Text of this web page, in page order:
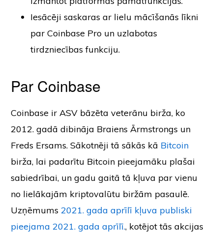
Iesācēji saskaras ar lielu mācīšanās līkni
par Coinbase Pro un uzlabotas
tirdzniecības funkciju.
Par Coinbase
Coinbase ir ASV bāzēta veterānu birža, ko
2012. gadā dibināja Braiens Ārmstrongs un
Freds Ersams. Sākotnēji tā sākās kā Bitcoin
birža, lai padarītu Bitcoin pieejamāku plašai
sabiedrībai, un gadu gaitā tā kļuva par vienu
no lielākajām kriptovalūtu biržām pasaulē.
Uzņēmums2021. gada aprīlī kļuva publiski
pieejama 2021. gada aprīlī., kotējot tās akcijas